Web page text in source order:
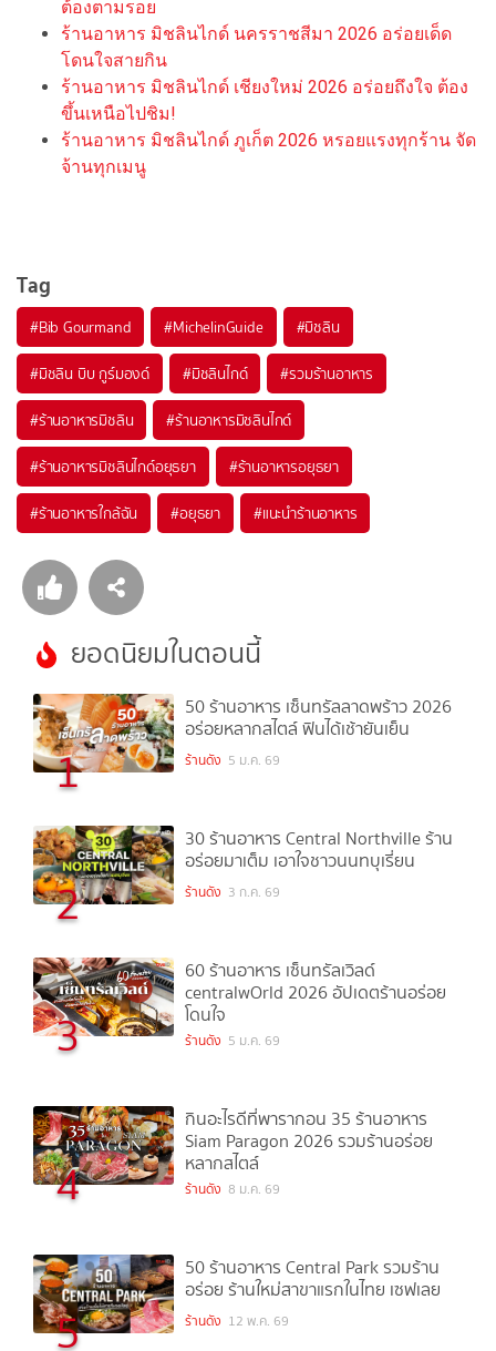
ต้องตามรอย
ร้านอาหาร มิชลินไกด์ นครราชสีมา 2026 อร่อยเด็ด
โดนใจสายกิน
ร้านอาหาร มิชลินไกด์ เชียงใหม่ 2026 อร่อยถึงใจ ต้อง
ขึ้นเหนือไปชิม!
ร้านอาหาร มิชลินไกด์ ภูเก็ต 2026 หรอยแรงทุกร้าน จัด
จ้านทุกเมนู
Tag
#Bib Gourmand #MichelinGuide #มิชลิน
#มิชลิน บิบ กูร์มองด์ #มิชลินไกด์ #รวมร้านอาหาร
#ร้านอาหารมิชลิน #ร้านอาหารมิชลินไกด์
#ร้านอาหารมิชลินไกด์อยุธยา #ร้านอาหารอยุธยา
#ร้านอาหารใกล้ฉัน #อยุธยา #แนะนำร้านอาหาร
ยอดนิยมในตอนนี้
1
50 ร้านอาหาร เซ็นทรัลลาดพร้าว 2026
อร่อยหลากสไตล์ ฟินได้เช้ายันเย็น
ร้านดัง 5 ม.ค. 69
2
30 ร้านอาหาร Central Northville ร้าน
อร่อยมาเต็ม เอาใจชาวนนทบุเรี่ยน
ร้านดัง 3 ก.ค. 69
3
60 ร้านอาหาร เซ็นทรัลเวิลด์
centralwOrld 2026 อัปเดตร้านอร่อย
โดนใจ
ร้านดัง 5 ม.ค. 69
4
กินอะไรดีที่พารากอน 35 ร้านอาหาร
Siam Paragon 2026 รวมร้านอร่อย
หลากสไตล์
ร้านดัง 8 ม.ค. 69
5
50 ร้านอาหาร Central Park รวมร้าน
อร่อย ร้านใหม่สาขาแรกในไทย เซฟเลย
ร้านดัง 12 พ.ค. 69